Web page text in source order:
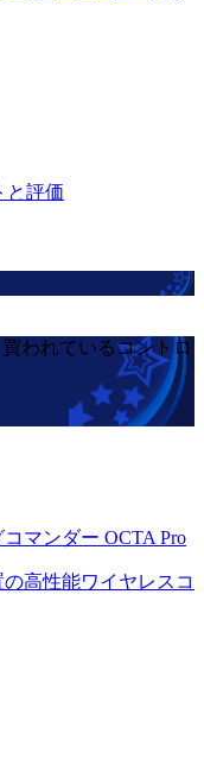
と評価
われているコントロ
マンダー OCTA Pro
高性能ワイヤレスコ